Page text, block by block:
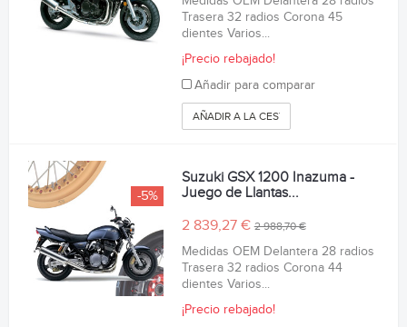
Trasera 32 radios Corona 45
dientes Varios...
¡Precio rebajado!
Añadir para comparar
AÑADIR A LA CESTA
-5%
Suzuki GSX 1200 Inazuma -
Juego de Llantas...
2 839,27 €2 988,70 €
Medidas OEM Delantera 28 radios
Trasera 32 radios Corona 44
dientes Varios...
¡Precio rebajado!